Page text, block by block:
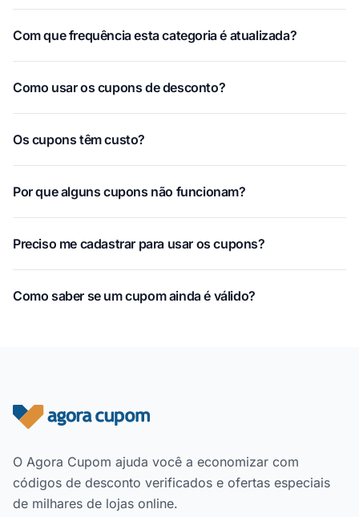
Com que frequência esta categoria é atualizada?
Como usar os cupons de desconto?
Os cupons têm custo?
Por que alguns cupons não funcionam?
Preciso me cadastrar para usar os cupons?
Como saber se um cupom ainda é válido?
Rodapé do site
O Agora Cupom ajuda você a economizar com
códigos de desconto verificados e ofertas especiais
de milhares de lojas online.